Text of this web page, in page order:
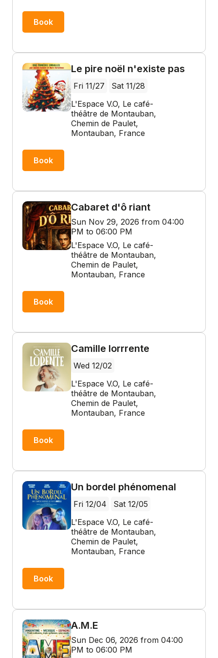
Book
Le pire noël n'existe pas
Fri 11/27
Sat 11/28
L'Espace V.O, Le café-
théâtre de Montauban,
Chemin de Paulet,
Montauban, France
Book
Cabaret d'ô riant
Sun Nov 29, 2026 from 04:00
PM to 06:00 PM
L'Espace V.O, Le café-
théâtre de Montauban,
Chemin de Paulet,
Montauban, France
Book
Camille lorrrente
Wed 12/02
L'Espace V.O, Le café-
théâtre de Montauban,
Chemin de Paulet,
Montauban, France
Book
Un bordel phénomenal
Fri 12/04
Sat 12/05
L'Espace V.O, Le café-
théâtre de Montauban,
Chemin de Paulet,
Montauban, France
Book
A.M.E
Sun Dec 06, 2026 from 04:00
PM to 06:00 PM